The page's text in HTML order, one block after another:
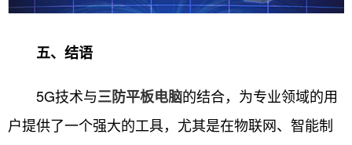
五、结语
5G技术与三防平板电脑的结合，为专业领域的用
户提供了一个强大的工具，尤其是在物联网、智能制